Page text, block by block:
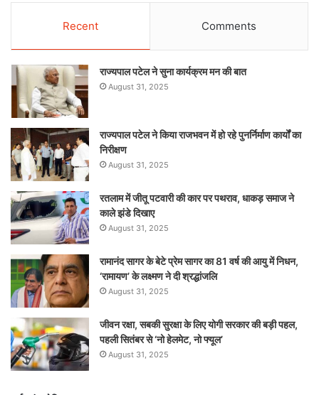
Recent Comments
राज्यपाल पटेल ने सुना कार्यक्रम मन की बात
August 31, 2025
राज्यपाल पटेल ने किया राजभवन में हो रहे पुनर्निर्माण कार्यों का
निरीक्षण
August 31, 2025
रतलाम में जीतू पटवारी की कार पर पथराव, धाकड़ समाज ने
काले झंडे दिखाए
August 31, 2025
रामानंद सागर के बेटे प्रेम सागर का 81 वर्ष की आयु में निधन,
‘रामायण’ के लक्ष्मण ने दी श्रद्धांजलि
August 31, 2025
जीवन रक्षा, सबकी सुरक्षा के लिए योगी सरकार की बड़ी पहल,
पहली सितंबर से ‘नो हेलमेट, नो फ्यूल’
August 31, 2025